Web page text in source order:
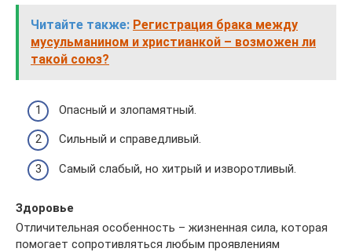
Читайте также: Регистрация брака между
мусульманином и христианкой – возможен ли
такой союз?
Опасный и злопамятный.
Сильный и справедливый.
Самый слабый, но хитрый и изворотливый.
Здоровье
Отличительная особенность – жизненная сила, которая
помогает сопротивляться любым проявлениям